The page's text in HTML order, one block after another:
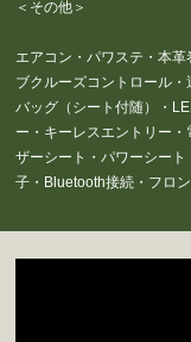
＜その他＞
エアコン・パワステ・本
ブクルーズコントロール
バッグ（シート付随）・
ー・キーレスエントリー
ザーシート・パワーシー
子・Bluetooth接続・フロ